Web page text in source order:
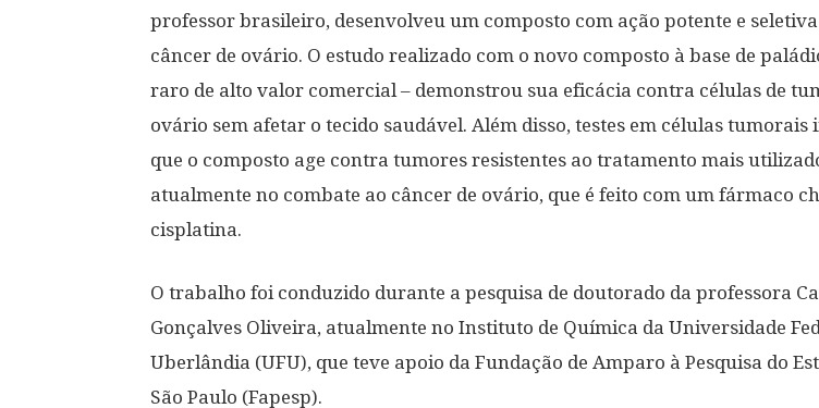
professor brasileiro, desenvolveu um composto com ação potente e
câncer de ovário. O estudo realizado com o novo composto à base de
raro de alto valor comercial – demonstrou sua eficácia contra células de
ovário sem afetar o tecido saudável. Além disso, testes em células tumorais
que o composto age contra tumores resistentes ao tratamento mais
atualmente no combate ao câncer de ovário, que é feito com um fármaco
cisplatina.
O trabalho foi conduzido durante a pesquisa de doutorado da professora
Gonçalves Oliveira, atualmente no Instituto de Química da Universidade
Uberlândia (UFU), que teve apoio da Fundação de Amparo à Pesquisa do
São Paulo (Fapesp).